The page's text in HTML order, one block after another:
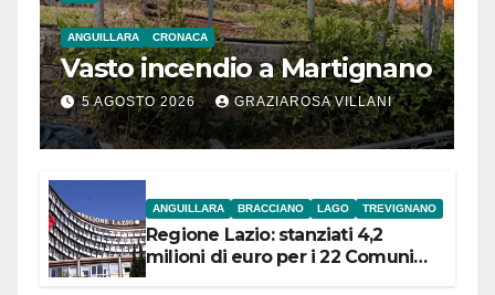
ANGUILLARA CRONACA
Vasto incendio a Martignano
5 AGOSTO 2026 GRAZIAROSA VILLANI
ANGUILLARA BRACCIANO LAGO TREVIGNANO
Regione Lazio: stanziati 4,2
milioni di euro per i 22 Comuni